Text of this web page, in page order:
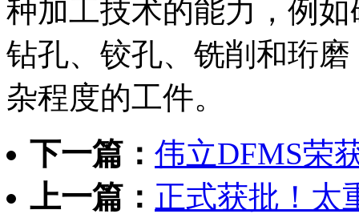
种加工技术的能力，例
钻孔、铰孔、铣削和珩
杂程度的工件。
下一篇： 伟立DFMS荣
上一篇： 正式获批！太